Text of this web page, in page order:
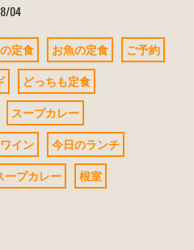
04
定食 お魚の定食
ご予約
どっちも定食
スープカレー
ワイン
今日のランチ
ープカレー 根室